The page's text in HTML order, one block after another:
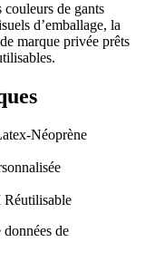
de gants
d’emballage, la
marque privée prêts
Néoprène
de